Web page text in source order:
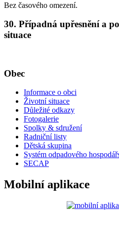
Bez časového omezení.
30. Případná upřesnění a
situace
Obec
Informace o obci
Životní situace
Důležité odkazy
Fotogalerie
Spolky & sdružení
Radniční listy
Dětská skupina
Systém odpadového
SECAP
Mobilní aplikace